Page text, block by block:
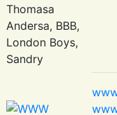
Thomasa
Andersa, BBB,
London Boys,
Sandry